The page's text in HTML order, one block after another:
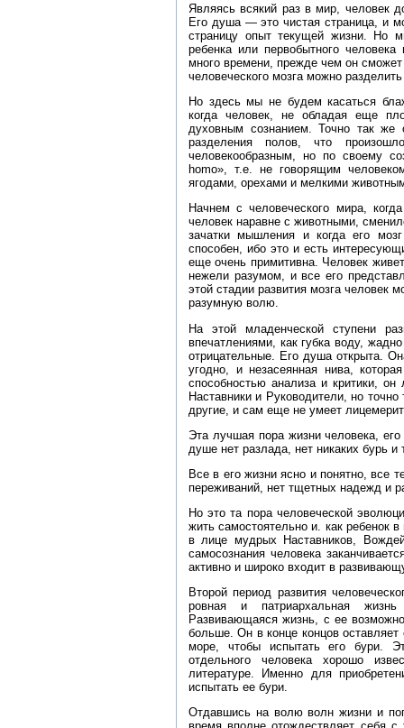
Являясь всякий раз в мир, человек
Его душа — это чистая страница, и
страницу опыт текущей жизни. Но
ребенка или первобытного
много времени, прежде чем он
человеческого мозга можно
Но здесь мы не будем касаться
когда человек, не обладая еще
духовным сознанием. Точно так же
разделения полов, что
человекообразным, но по своему
homo», т.е. не говорящим
ягодами, орехами и мелкими
Начнем с человеческого мира,
человек наравне с животными,
зачатки мышления и когда его
способен, ибо это и есть
еще очень примитивна. Человек
нежели разумом, и все его
этой стадии развития мозга человек
разумную волю.
На этой младенческой ступени
впечатлениями, как губка воду,
отрицательные. Его душа открыта.
угодно, и незасеянная нива,
способностью анализа и критики,
Наставники и Руководители, но
другие, и сам еще не умеет
Эта лучшая пора жизни человека,
душе нет разлада, нет никаких бурь и
Все в его жизни ясно и понятно, все
переживаний, нет тщетных надежд и
Но это та пора человеческой
жить самостоятельно и. как ребенок
в лице мудрых Наставников,
самосознания человека
активно и широко входит в
Второй период развития
ровная и патриархальная
Развивающаяся жизнь, с ее
больше. Он в конце концов
море, чтобы испытать его бури.
отдельного человека хорошо
литературе. Именно для
испытать ее бури.
Отдавшись на волю волн жизни и